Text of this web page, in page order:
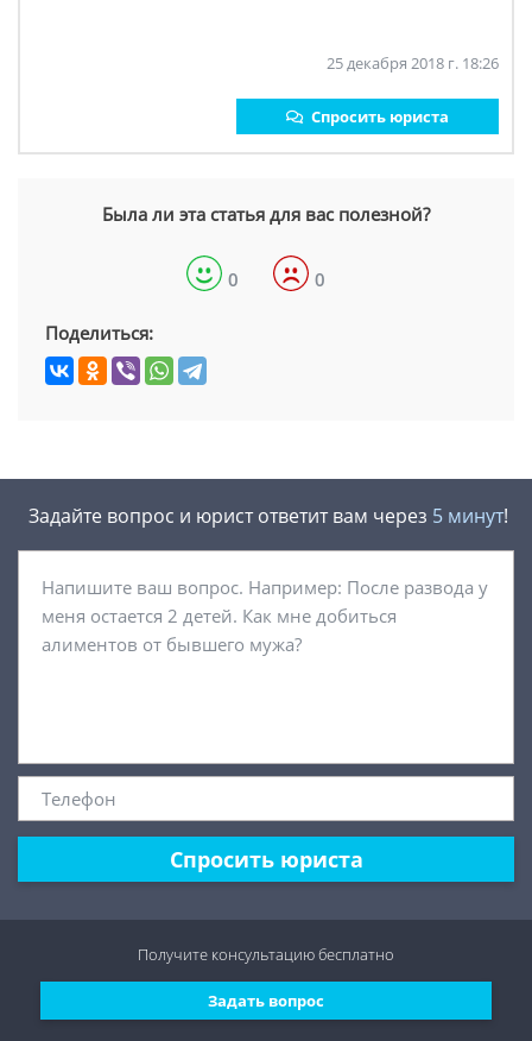
25 декабря 2018 г. 18:26
Спросить юриста
Была ли эта статья для вас полезной?
0 0
Поделиться:
Задайте вопрос и юрист ответит вам через 5 минут!
Спросить юриста
Задать вопрос
Получите консультациюбесплатно